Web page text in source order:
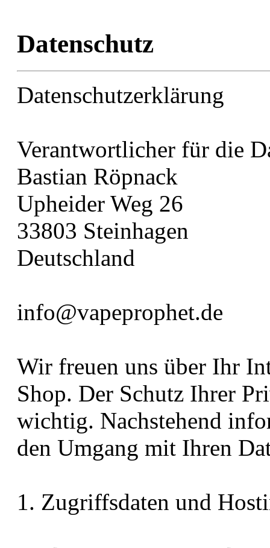
Datenschutz
Datenschutzerklärung
Verantwortlicher für die
Bastian Röpnack
Upheider Weg 26
33803 Steinhagen
Deutschland
info@vapeprophet.de
Wir freuen uns über Ihr
Shop. Der Schutz Ihrer
wichtig. Nachstehend
den Umgang mit Ihren
1. Zugriffsdaten und